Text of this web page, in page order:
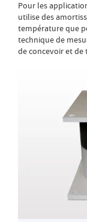
Pour les
utilise des
température que
technique de
de concevoir et